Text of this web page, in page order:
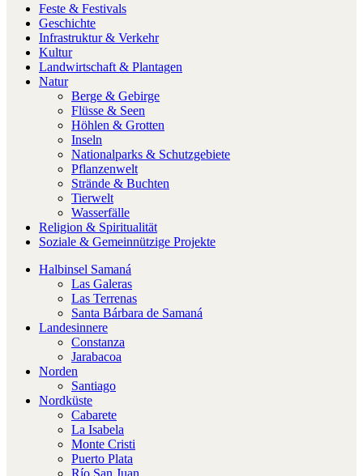
Feste & Festivals
Geschichte
Infrastruktur & Verkehr
Kultur
Landwirtschaft & Plantagen
Natur
Berge & Gebirge
Flüsse & Seen
Höhlen & Grotten
Inseln
Nationalparks & Schutzgebiete
Pflanzenwelt
Strände & Buchten
Tierwelt
Wasserfälle
Religion & Spiritualität
Soziale & Gemeinnützige Projekte
Halbinsel Samaná
Las Galeras
Las Terrenas
Santa Bárbara de Samaná
Landesinnere
Constanza
Jarabacoa
Norden
Santiago
Nordküste
Cabarete
La Isabela
Monte Cristi
Puerto Plata
Río San Juan